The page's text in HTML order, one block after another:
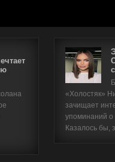
«Холостяк»
зачищает
упоминаний
Казалось бы,
Имя